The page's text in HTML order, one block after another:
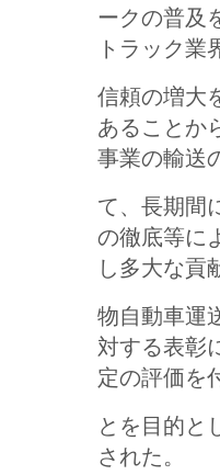
ークの普及
トラック業
信頼の増大
あることか
事業の輸送
て、長期間
の徹底等に
し多大な貢
物自動車運
対する表彰
定の評価を
とを目的と
された。